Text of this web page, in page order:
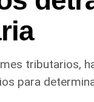
tributarios,
para